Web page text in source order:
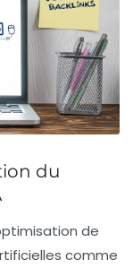
du
de
comme